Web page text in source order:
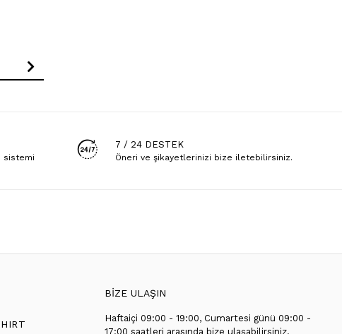
sistemi
7 / 24 DESTEK
Öneri ve şikayetlerinizi bize iletebilirsiniz.
BİZE ULAŞIN
Haftaiçi 09:00 - 19:00, Cumartesi günü 09:00 -
17:00 saatleri arasında bize ulaşabilirsiniz.